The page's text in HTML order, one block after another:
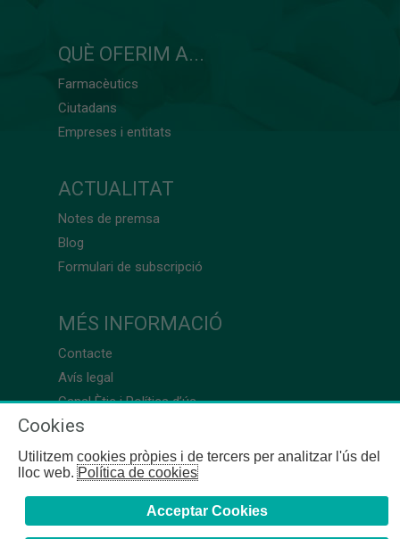
QUÈ OFERIM A...
Farmacèutics
Ciutadans
Empreses i entitats
ACTUALITAT
Notes de premsa
Blog
Formulari de subscripció
MÉS INFORMACIÓ
Contacte
Avís legal
Canal Ètic i Política d’ús
Cookies
Utilitzem cookies pròpies i de tercers per analitzar l'ús del
lloc web.Política de cookies
Acceptar Cookies